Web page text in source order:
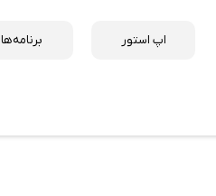
اپ استور برنامه‌ها